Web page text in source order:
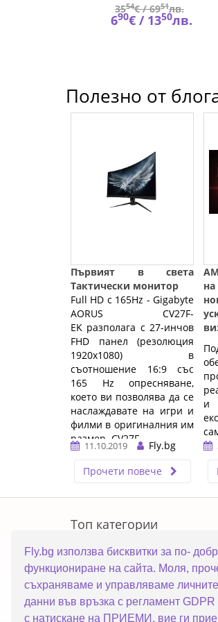
Fly.bg използва бисквитки за по-
функциониране на сайта. Моля,
съхраняваме и управляваме
данни във връзка с регламент
с натискане на ПРИЕМИ, вие ги
3554€ /6951лв.
690€ / 1350лв.
Полезно от
Първият в света
Тактически монитор
Full HD с 165Hz - Gigabyte
AORUS CV27F-
EK разполага с 27-инчов
FHD панел (резолюция
1920x1080) в
съотношение 16:9 със
165 Hz опресняване,
което ви позволява да се
наслаждавате на игри и
филми в оригиналния им
размер. CV27F ...…
11.10.2019
Fly.bg
Прочети повече
и
…
Топ категории
ПРОМОЦИИ
Преносими компютри
Настолни компютри
Смартфони